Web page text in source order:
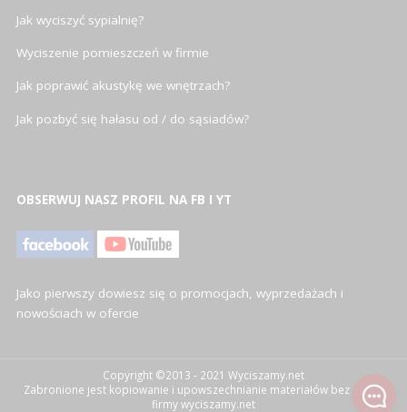
Jak wyciszyć sypialnię?
Wyciszenie pomieszczeń w firmie
Jak poprawić akustykę we wnętrzach?
Jak pozbyć się hałasu od / do sąsiadów?
OBSERWUJ NASZ PROFIL NA FB I YT
Jako pierwszy dowiesz się o promocjach, wyprzedażach i
nowościach w ofercie
Copyright ©2013 - 2021 Wyciszamy.net
Zabronione jest kopiowanie i upowszechnianie materiałów bez zgody
firmy wyciszamy.net